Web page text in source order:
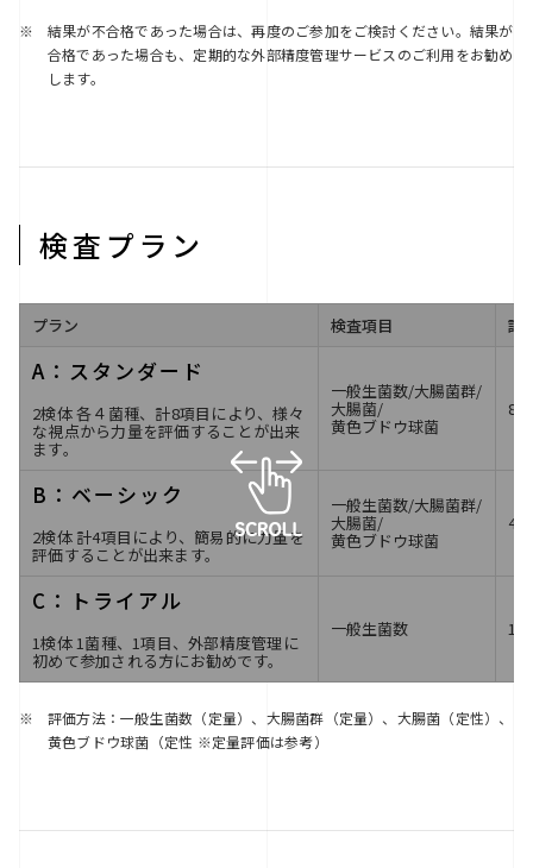
※
結果が不合格であった場合は、再度のご参加をご検討ください。結果が
合格であった場合も、定期的な外部精度管理サービスのご利用をお勧め
します。
検査プラン
プラン 検査項目 評
A：スタンダード
2検体 各４菌種、計8項目により、様々
な視点から力量を評価することが出来
ます。
一般生菌数/大腸菌群/
大腸菌/
黄色ブドウ球菌
8
B：ベーシック
2検体 計4項目により、簡易的に力量を
評価することが出来ます。
一般生菌数/大腸菌群/
大腸菌/
黄色ブドウ球菌
4
C：トライアル
1検体 1菌種、1項目、外部精度管理に
初めて参加される方にお勧めです。
一般生菌数 1
※
評価方法：一般生菌数（定量）、大腸菌群（定量）、大腸菌（定性）、
黄色ブドウ球菌（定性 ※定量評価は参考）